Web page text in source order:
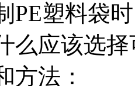
塑料袋时
么应该选
方法： 1